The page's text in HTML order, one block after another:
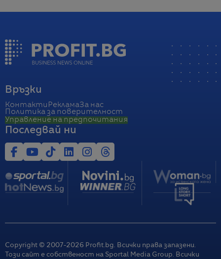
Връзки
Контакти РекламаЗа нас
Политика за поверителност
Управление на предпочитания
Последвай ни
Copyright © 2007-2026 Profit.bg. Всички права запазени.
Този сайт е собственост на Sportal Media Group. Всички